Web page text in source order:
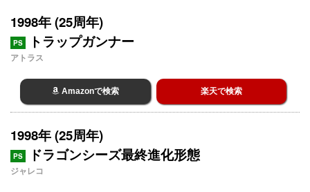
1998年 (25周年)
PS トラップガンナー
アトラス
Amazonで検索 楽天で検索
1998年 (25周年)
PS ドラゴンシーズ最終進化形態
ジャレコ